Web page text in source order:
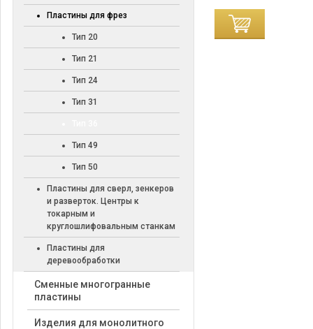
Пластины для фрез
Тип 20
Тип 21
Тип 24
Тип 31
Тип 49
Тип 50
Пластины для сверл, зенкеров
и разверток. Центры к
токарным и
круглошлифовальным станкам
Пластины для
деревообработки
Cменные многогранные
пластины
Изделия для монолитного